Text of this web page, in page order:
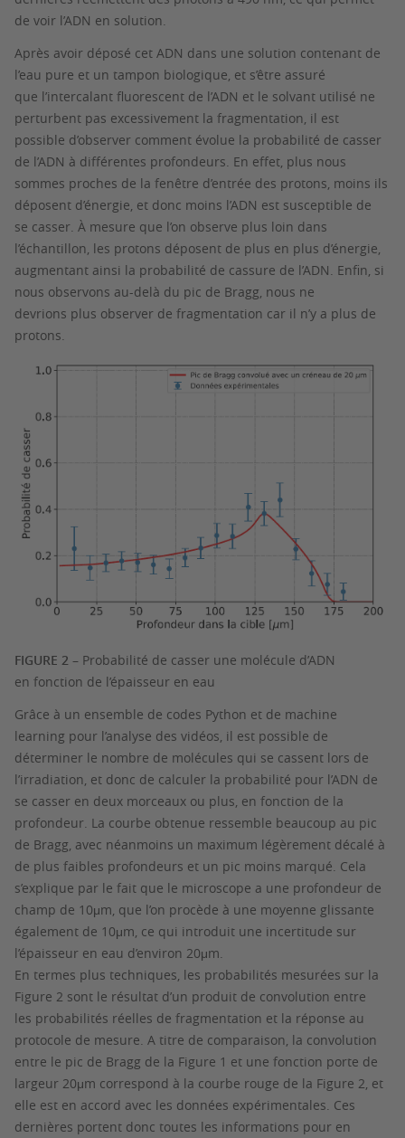
de voir l’ADN en solution.
Après avoir déposé cet ADN dans une solution contenant de
l’eau pure et un tampon biologique, et s’être assuré
que l’intercalant fluorescent de l’ADN et le solvant utilisé ne
perturbent pas excessivement la fragmentation, il est
possible d’observer comment évolue la probabilité de casser
de l’ADN à différentes profondeurs. En effet, plus nous
sommes proches de la fenêtre d’entrée des protons, moins ils
déposent d’énergie, et donc moins l’ADN est susceptible de
se casser. À mesure que l’on observe plus loin dans
l’échantillon, les protons déposent de plus en plus d’énergie,
augmentant ainsi la probabilité de cassure de l’ADN. Enfin, si
nous observons au-delà du pic de Bragg, nous ne
devrions plus observer de fragmentation car il n’y a plus de
protons.
FIGURE 2 – Probabilité de casser une molécule d’ADN
en fonction de l’épaisseur en eau
Grâce à un ensemble de codes Python et de machine
learning pour l’analyse des vidéos, il est possible de
déterminer le nombre de molécules qui se cassent lors de
l’irradiation, et donc de calculer la probabilité pour l’ADN de
se casser en deux morceaux ou plus, en fonction de la
profondeur. La courbe obtenue ressemble beaucoup au pic
de Bragg, avec néanmoins un maximum légèrement décalé à
de plus faibles profondeurs et un pic moins marqué. Cela
s’explique par le fait que le microscope a une profondeur de
champ de 10μm, que l’on procède à une moyenne glissante
également de 10μm, ce qui introduit une incertitude sur
l’épaisseur en eau d’environ 20μm.
En termes plus techniques, les probabilités mesurées sur la
Figure 2 sont le résultat d’un produit de convolution entre
les probabilités réelles de fragmentation et la réponse au
protocole de mesure. A titre de comparaison, la convolution
entre le pic de Bragg de la Figure 1 et une fonction porte de
largeur 20μm correspond à la courbe rouge de la Figure 2, et
elle est en accord avec les données expérimentales. Ces
dernières portent donc toutes les informations pour en